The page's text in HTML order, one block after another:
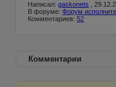
Написал: gaskonets ,
В форуме: Форум
Комментариев: 52
Комментарии